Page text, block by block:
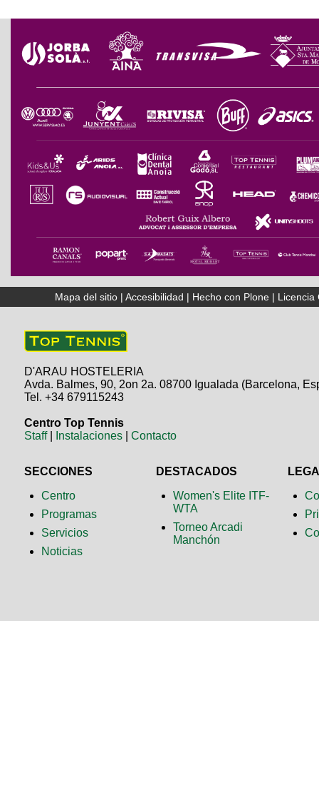
Mapa del sitio |Accesibilidad | Hecho con Plone | Licencia
D'ARAU HOSTELERIA
Avda. Balmes, 90, 2on 2a. 08700 Igualada (Barcelona,
Tel. +34 679115243
Centro Top Tennis
Staff| Instalaciones |Contacto
SECCIONES
Centro
Programas
Servicios
Noticias
DESTACADOS
Women's Elite ITF-
WTA
Torneo Arcadi
Manchón